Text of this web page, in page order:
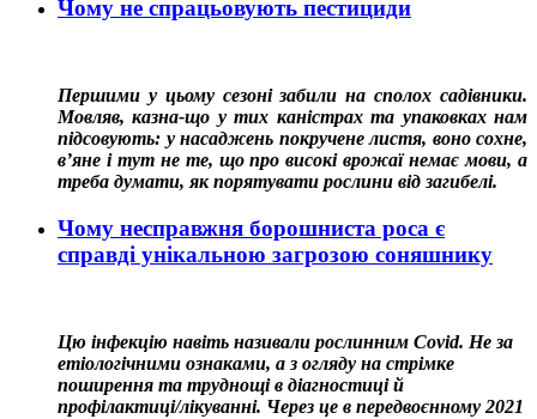
Чому не спрацьовують пестициди
Першими у цьому сезоні забили на сполох садівники.
Мовляв, казна-що у тих каністрах та упаковках нам
підсовують: у насаджень покручене листя, воно сохне,
в’яне і тут не те, що про високі врожаї немає мови, а
треба думати, як порятувати рослини від загибелі.
Чому несправжня борошниста роса є
справді унікальною загрозою соняшнику
Цю інфекцію навіть називали рослинним Covid. Не за
етіологічними ознаками, а з огляду на стрімке
поширення та труднощі в діагностиці й
профілактиці/лікуванні. Через це в передвоєнному 2021